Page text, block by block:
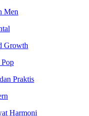
Men
Growth
Praktis
Harmoni